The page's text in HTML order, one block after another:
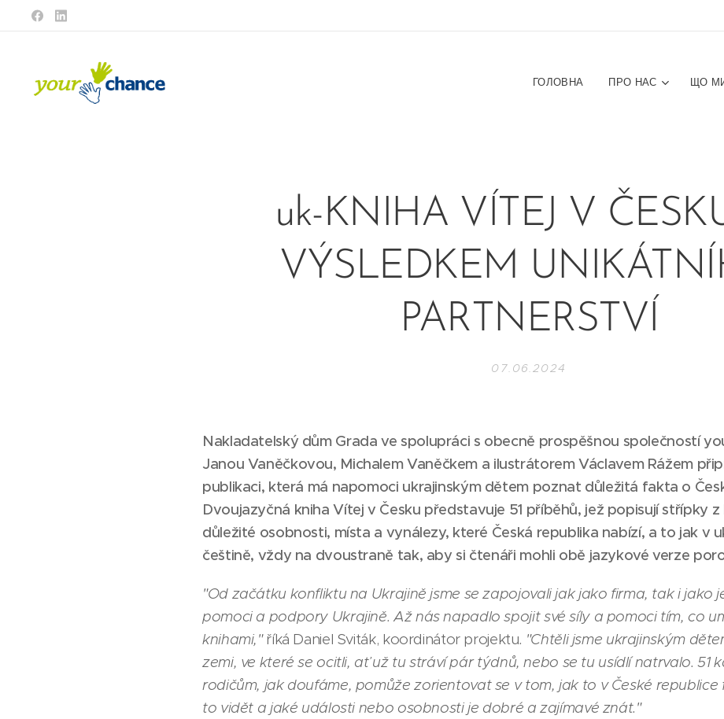
ГОЛОВНА ПРО НАС ЩО
uk-KNIHA VÍTEJ V
VÝSLEDKEM
PARTNERSTVÍ
07.06.2024
Nakladatelský dům Grada ve spolupráci s obecně prospěšnou společností
Janou Vaněčkovou, Michalem Vaněčkem a ilustrátorem Václavem Rážem
publikaci, která má napomoci ukrajinským dětem poznat důležitá fakta o
Dvoujazyčná kniha Vítej v Česku představuje 51 příběhů, jež popisují střípky
důležité osobnosti, místa a vynálezy, které Česká republika nabízí, a to jak v
češtině, vždy na dvoustraně tak, aby si čtenáři mohli obě jazykové verze
"Od začátku konfliktu na Ukrajině jsme se zapojovali jak jako firma, tak i jako
pomoci a podpory Ukrajině. Až nás napadlo spojit své síly a pomoci tím, co
knihami,"říká Daniel Sviták, koordinátor projektu. "Chtěli jsme ukrajinským
zemi, ve které se ocitli, ať už tu stráví pár týdnů, nebo se tu usídlí natrvalo. 51
rodičům, jak doufáme, pomůže zorientovat se v tom, jak to v České republice
to vidět a jaké události nebo osobnosti je dobré a zajímavé znát."